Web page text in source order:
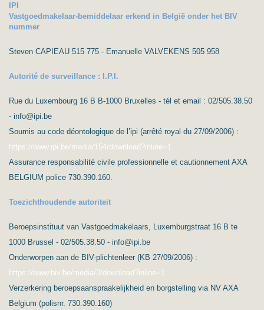
IPI
Vastgoedmakelaar-bemiddelaar erkend in België onder het BIV
nummer
Steven CAPIEAU 515 775 - Emanuelle VALVEKENS 505 958
Autorité de surveillance : I.P.I.
Rue du Luxembourg 16 B B-1000 Bruxelles - tél et email : 02/505.38.50
- info@ipi.be
Soumis au code déontologique de l’ipi (arrêté royal du 27/09/2006) :
https://www.ipi.be/media/154/download?inline=1
Assurance responsabilité civile professionnelle et cautionnement AXA
BELGIUM police 730.390.160.
Toezichthoudende autoriteit
Beroepsinstituut van Vastgoedmakelaars, Luxemburgstraat 16 B te
1000 Brussel - 02/505.38.50 - info@ipi.be
Onderworpen aan de BIV-plichtenleer (KB 27/09/2006) :
https://www.biv.be/media/3/download?inline=1
Verzerkering beroepsaanspraakelijkheid en borgstelling via NV AXA
Belgium (polisnr. 730.390.160)